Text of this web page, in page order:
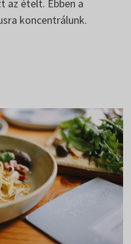
az ételt. Ebben a
koncentrálunk.